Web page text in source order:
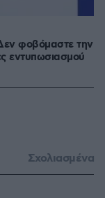
φοβόμαστε την
εντυπωσιασμού
Σχολιασμένα